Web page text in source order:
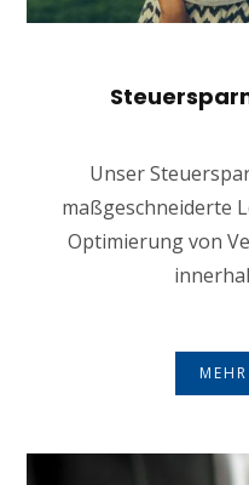
Unser
maßgeschneiderte
Optimierung von